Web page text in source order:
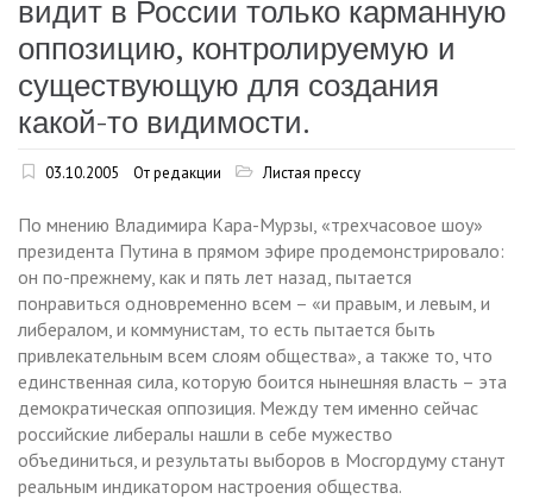
видит в России только карманную
оппозицию, контролируемую и
существующую для создания
какой-то видимости.
03.10.2005 От редакции Листая прессу
По мнению Владимира Кара-Мурзы, «трехчасовое шоу»
президента Путина в прямом эфире продемонстрировало:
он по-прежнему, как и пять лет назад, пытается
понравиться одновременно всем – «и правым, и левым, и
либералом, и коммунистам, то есть пытается быть
привлекательным всем слоям общества», а также то, что
единственная сила, которую боится нынешняя власть – эта
демократическая оппозиция. Между тем именно сейчас
российские либералы нашли в себе мужество
объединиться, и результаты выборов в Мосгордуму станут
реальным индикатором настроения общества.